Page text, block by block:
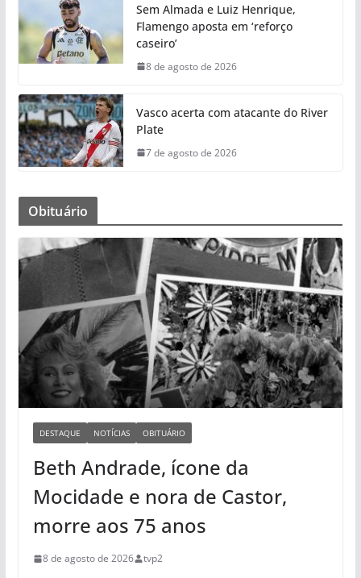
Sem Almada e Luiz Henrique,
Flamengo aposta em ‘reforço
caseiro’
8 de agosto de 2026
Vasco acerta com atacante do River
Plate
7 de agosto de 2026
Obituário
DESTAQUE NOTÍCIAS OBITUÁRIO
Beth Andrade, ícone da
Mocidade e nora de Castor,
morre aos 75 anos
8 de agosto de 2026 tvp2